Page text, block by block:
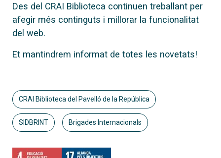
Des del CRAI Biblioteca continuen treballant per
afegir més continguts i millorar la funcionalitat
del web.
Et mantindrem informat de totes les novetats!
CRAI Biblioteca del Pavelló de la República
SIDBRINT Brigades Internacionals